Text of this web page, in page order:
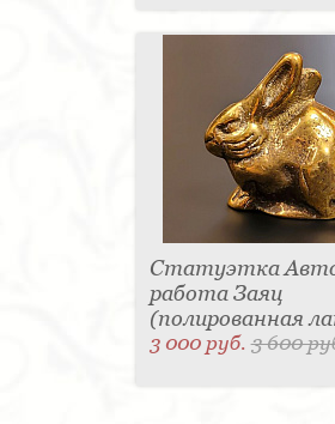
Статуэтка
работа Заяц
(полированная
3 000 руб.3 600